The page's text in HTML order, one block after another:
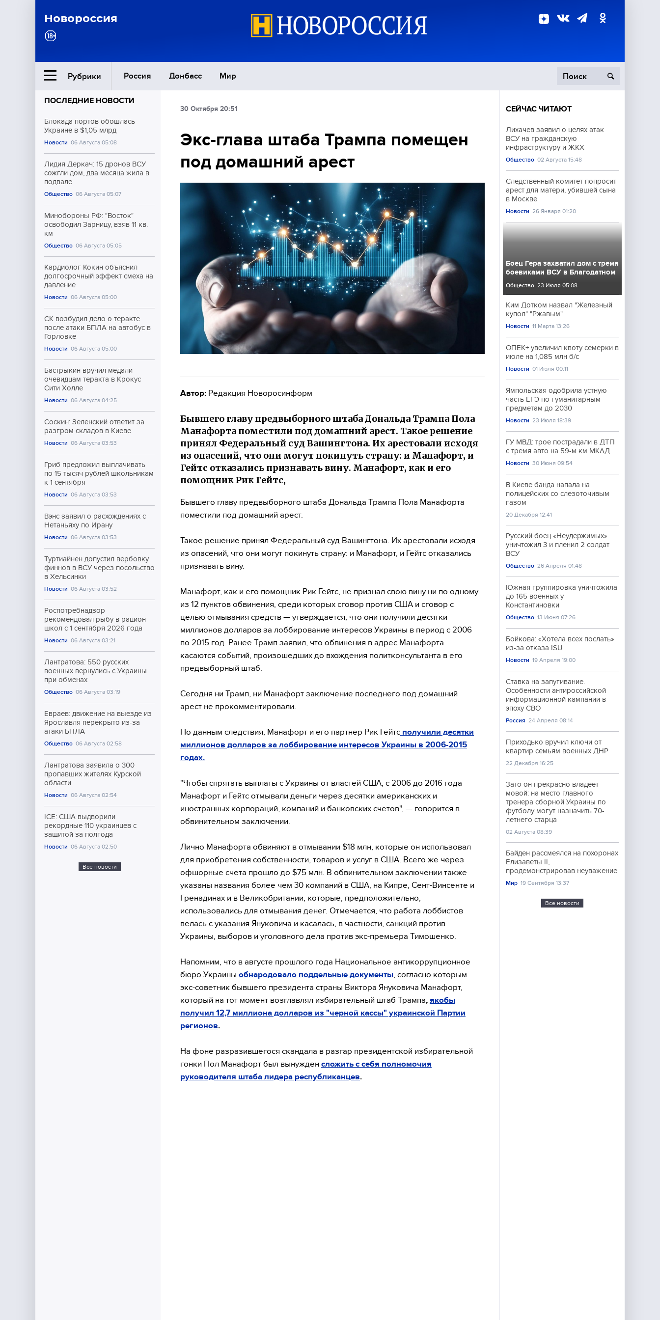
Новороссия
Рубрики Россия Донбасс Мир
Ближний Восток
Общество
Экономика
Происшествия
Культура
ПОСЛЕДНИЕ НОВОСТИ
Блокада портов обошлась
Украине в $1,05 млрд
Новости 06 Августа 05:08
Лидия Деркач: 15 дронов ВСУ
сожгли дом, два месяца жила в
подвале
Общество 06 Августа 05:07
Минобороны РФ: "Восток"
освободил Зарницу, взяв 11 кв.
км
Общество 06 Августа 05:05
Кардиолог Кокин объяснил
долгосрочный эффект смеха на
давление
Новости 06 Августа 05:00
СК возбудил дело о теракте
после атаки БПЛА на автобус в
Горловке
Новости 06 Августа 05:00
Бастрыкин вручил медали
очевидцам теракта в Крокус
Сити Холле
Новости 06 Августа 04:25
Соскин: Зеленский ответит за
разгром складов в Киеве
Новости 06 Августа 03:53
Гриб предложил выплачивать
по 15 тысяч рублей школьникам
к 1 сентября
Новости 06 Августа 03:53
Вэнс заявил о расхождениях с
Нетаньяху по Ирану
Новости 06 Августа 03:53
Туртиайнен допустил вербовку
финнов в ВСУ через посольство
в Хельсинки
Новости 06 Августа 03:52
Роспотребнадзор
рекомендовал рыбу в рацион
школ с 1 сентября 2026 года
Новости 06 Августа 03:21
Лантратова: 550 русских
военных вернулись с Украины
при обменах
Общество 06 Августа 03:19
Евраев: движение на выезде из
Ярославля перекрыто из-за
атаки БПЛА
Общество 06 Августа 02:58
Лантратова заявила о 300
пропавших жителях Курской
области
Новости 06 Августа 02:54
ICE: США выдворили
рекордные 110 украинцев с
защитой за полгода
Новости 06 Августа 02:50
Все новости
30 Октября 20:51
Экс-глава штаба Трампа помещен
под домашний арест
Автор: Редакция Новоросинформ
Бывшего главу предвыборного штаба Дональда Трампа Пола
Манафорта поместили под домашний арест. Такое решение
принял Федеральный суд Вашингтона. Их арестовали исходя
из опасений, что они могут покинуть страну: и Манафорт, и
Гейтс отказались признавать вину. Манафорт, как и его
помощник Рик Гейтс,
Бывшего главу предвыборного штаба Дональда Трампа Пола Манафорта
поместили под домашний арест.
Такое решение принял Федеральный суд Вашингтона. Их арестовали исходя
из опасений, что они могут покинуть страну: и Манафорт, и Гейтс отказались
признавать вину.
Манафорт, как и его помощник Рик Гейтс, не признал свою вину ни по одному
из 12 пунктов обвинения, среди которых сговор против США и сговор с
целью отмывания средств — утверждается, что они получили десятки
миллионов долларов за лоббирование интересов Украины в период с 2006
по 2015 год. Ранее Трамп заявил, что обвинения в адрес Манафорта
касаются событий, произошедших до вхождения политконсультанта в его
предвыборный штаб.
Сегодня ни Трамп, ни Манафорт заключение последнего под домашний
арест не прокомментировали.
По данным следствия, Манафорт и его партнер Рик Гейтс получили десятки
миллионов долларов за лоббирование интересов Украины в 2006-2015
годах.
"Чтобы спрятать выплаты с Украины от властей США, с 2006 до 2016 года
Манафорт и Гейтс отмывали деньги через десятки американских и
иностранных корпораций, компаний и банковских счетов", — говорится в
обвинительном заключении.
Лично Манафорта обвиняют в отмывании $18 млн, которые он использовал
для приобретения собственности, товаров и услуг в США. Всего же через
офшорные счета прошло до $75 млн. В обвинительном заключении также
указаны названия более чем 30 компаний в США, на Кипре, Сент-Винсенте и
Гренадинах и в Великобритании, которые, предположительно,
использовались для отмывания денег. Отмечается, что работа лоббистов
велась с указания Януковича и касалась, в частности, санкций против
Украины, выборов и уголовного дела против экс-премьера Тимошенко.
Напомним, что в августе прошлого года Национальное антикоррупционное
бюро Украины обнародовало поддельные документы , согласно которым
экс-советник бывшего президента страны Виктора Януковича Манафорт,
который на тот момент возглавлял избирательный штаб Трампа, якобы
получил 12,7 миллиона долларов из "черной кассы" украинской Партии
регионов.
На фоне разразившегося скандала в разгар президентской избирательной
гонки Пол Манафорт был вынужден сложить с себя полномочия
руководителя штаба лидера республиканцев.
СЕЙЧАС ЧИТАЮТ
Лихачев заявил о целях атак
ВСУ на гражданскую
инфраструктуру и ЖКХ
Общество 02 Августа 15:48
Следственный комитет попросит
арест для матери, убившей сына
в Москве
Новости 26 Января 01:20
Боец Гера захватил дом с тремя
боевиками ВСУ в Благодатном
Общество 23 Июля 05:08
Ким Дотком назвал "Железный
купол" "Ржавым"
Новости 11 Марта 13:26
ОПЕК+ увеличил квоту семерки в
июле на 1,085 млн б/с
Новости 01 Июля 00:11
Ямпольская одобрила устную
часть ЕГЭ по гуманитарным
предметам до 2030
Новости 23 Июля 18:39
ГУ МВД: трое пострадали в ДТП
с тремя авто на 59-м км МКАД
Новости 30 Июня 09:54
В Киеве банда напала на
полицейских со слезоточивым
газом
20 Декабря 12:41
Русский боец «Неудержимых»
уничтожил 3 и пленил 2 солдат
ВСУ
Общество 26 Апреля 01:48
Южная группировка уничтожила
до 165 военных у
Константиновки
Общество 13 Июня 07:26
Бойкова: «Хотела всех послать»
из-за отказа ISU
Новости 19 Апреля 19:00
Ставка на запугивание.
Особенности антироссийской
информационной кампании в
эпоху СВО
Россия 24 Апреля 08:14
Приходько вручил ключи от
квартир семьям военных ДНР
22 Декабря 16:25
Зато он прекрасно владеет
мовой: на место главного
тренера сборной Украины по
футболу могут назначить 70-
летнего старца
02 Августа 08:39
Байден рассмеялся на похоронах
Елизаветы II,
продемонстрировав неуважение
Мир 19 Сентября 13:37
Все новости